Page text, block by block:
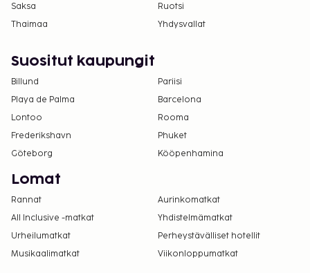
Saksa
Ruotsi
Thaimaa
Yhdysvallat
Suositut kaupungit
Billund
Pariisi
Playa de Palma
Barcelona
Lontoo
Rooma
Frederikshavn
Phuket
Göteborg
Kööpenhamina
Lomat
Rannat
Aurinkomatkat
All Inclusive -matkat
Yhdistelmämatkat
Urheilumatkat
Perheystävälliset hotellit
Musikaalimatkat
Viikonloppumatkat